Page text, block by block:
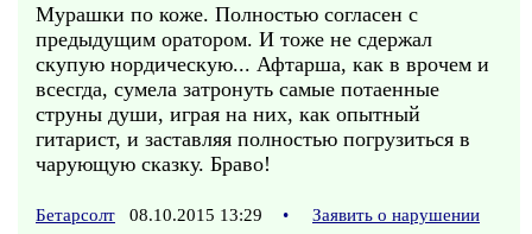
Мурашки по коже. Полностью согласен с
предыдущим оратором. И тоже не сдержал
скупую нордическую... Афтарша, как в врочем и
всесгда, сумела затронуть самые потаенные
струны души, играя на них, как опытный
гитарист, и заставляя полностью погрузиться в
чарующую сказку. Браво!
Бетарсолт 08.10.2015 13:29 • Заявить о нарушении